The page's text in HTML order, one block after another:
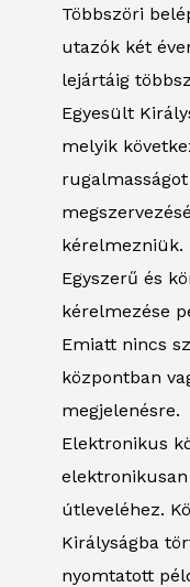
Többszöri
utazók két
lejártáig
Egyesült
melyik
kérelmezniük.
Egyszerű és
kérelmezése
Emiatt nincs
központban
megjelenésre.
Elektronikus
útleveléhez.
Királyságba
nyomtatott